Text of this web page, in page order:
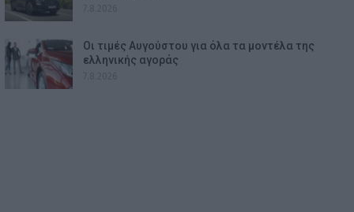
Οι τιμές Αυγούστου για όλα τα μοντέλα της
ελληνικής αγοράς